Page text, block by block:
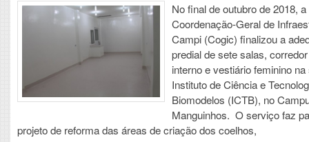
No final de outubro de 2018, a
Coordenação-Geral de
Campi (Cogic) finalizou a
predial de sete salas,
interno e vestiário feminino
Instituto de Ciência e
Biomodelos (ICTB), no
Manguinhos. O serviço faz
projeto de reforma das áreas de criação dos coelhos,